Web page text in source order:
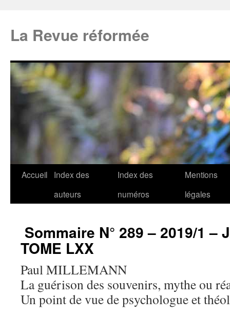
La Revue réformée
Accueil
Index des
auteurs
Index des
numéros
Mentions
légales
Sommaire N° 289 – 2019/1 –
TOME LXX
Paul MILLEMANN
La guérison des souvenirs, mythe ou
Un point de vue de psychologue et